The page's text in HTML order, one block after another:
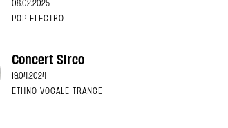
POP ELECTRO
Concert Sirco
19.04.2024
ETHNO VOCALE TRANCE